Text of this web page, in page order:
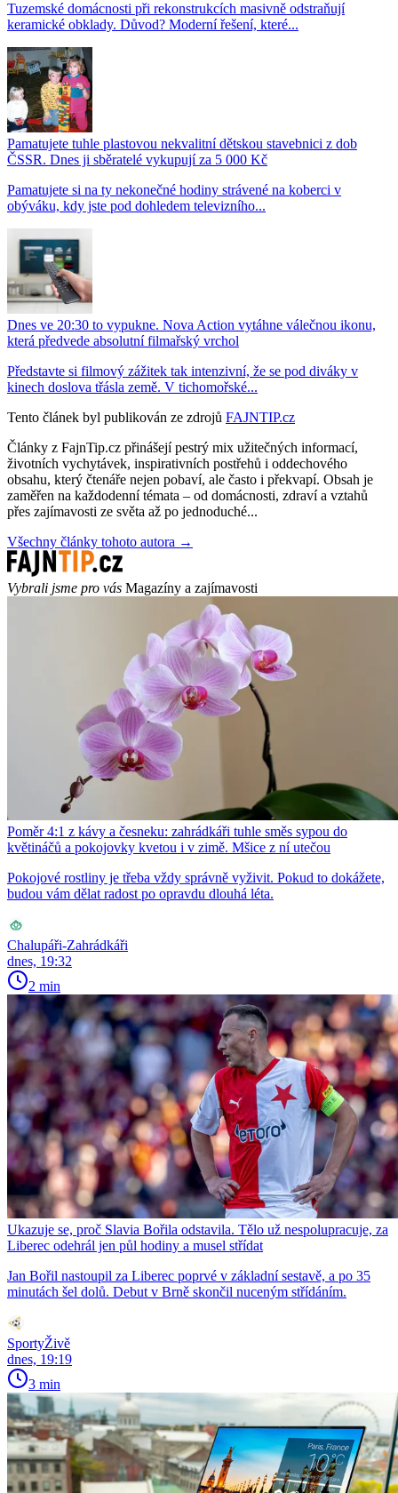
Tuzemské domácnosti při rekonstrukcích masivně odstraňují
keramické obklady. Důvod? Moderní řešení, které...
Pamatujete tuhle plastovou nekvalitní dětskou stavebnici z dob
ČSSR. Dnes ji sběratelé vykupují za 5 000 Kč
Pamatujete si na ty nekonečné hodiny strávené na koberci v
obýváku, kdy jste pod dohledem televizního...
Dnes ve 20:30 to vypukne. Nova Action vytáhne válečnou ikonu,
která předvede absolutní filmařský vrchol
Představte si filmový zážitek tak intenzivní, že se pod diváky v
kinech doslova třásla země. V tichomořské...
Tento článek byl publikován ze zdrojů FAJNTIP.cz
Články z FajnTip.cz přinášejí pestrý mix užitečných informací,
životních vychytávek, inspirativních postřehů i oddechového
obsahu, který čtenáře nejen pobaví, ale často i překvapí. Obsah je
zaměřen na každodenní témata – od domácnosti, zdraví a vztahů
přes zajímavosti ze světa až po jednoduché...
Všechny články tohoto autora →
Vybrali jsme pro vás Magazíny a zajímavosti
Poměr 4:1 z kávy a česneku: zahrádkáři tuhle směs sypou do
květináčů a pokojovky kvetou i v zimě. Mšice z ní utečou
Pokojové rostliny je třeba vždy správně vyživit. Pokud to dokážete,
budou vám dělat radost po opravdu dlouhá léta.
Chalupáři-Zahrádkáři
dnes, 19:32
2 min
Ukazuje se, proč Slavia Bořila odstavila. Tělo už nespolupracuje, za
Liberec odehrál jen půl hodiny a musel střídat
Jan Bořil nastoupil za Liberec poprvé v základní sestavě, a po 35
minutách šel dolů. Debut v Brně skončil nuceným střídáním.
SportyŽivě
dnes, 19:19
3 min